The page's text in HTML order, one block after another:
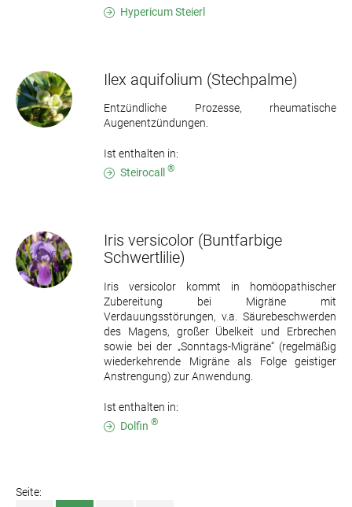
Hypericum Steierl
Ilex aquifolium (Stechpalme)
Entzündliche Prozesse, rheumatische
Augenentzündungen.
Ist enthalten in:
Steirocall ®
Iris versicolor (Buntfarbige
Schwertlilie)
Iris versicolor kommt in homöopathischer
Zubereitung bei Migräne mit
Verdauungsstörungen, v.a. Säurebeschwerden
des Magens, großer Übelkeit und Erbrechen
sowie bei der „Sonntags-Migräne“ (regelmäßig
wiederkehrende Migräne als Folge geistiger
Anstrengung) zur Anwendung.
Ist enthalten in:
Dolfin ®
Seite: